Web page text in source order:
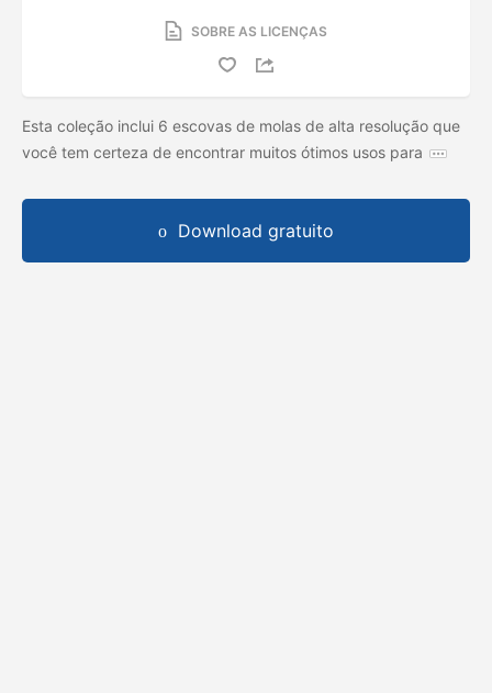
SOBRE AS LICENÇAS
Esta coleção inclui 6 escovas de molas de alta resolução que
você tem certeza de encontrar muitos ótimos usos para
Download gratuito